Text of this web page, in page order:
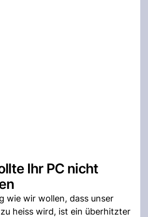
Ihr PC nicht
wie wir wollen, dass unser
heiss wird, ist ein überhitzter